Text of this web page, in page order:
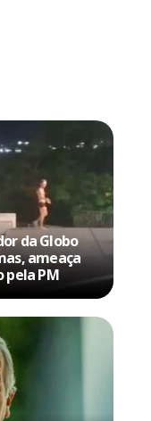
da Globo
ameaça
pela PM